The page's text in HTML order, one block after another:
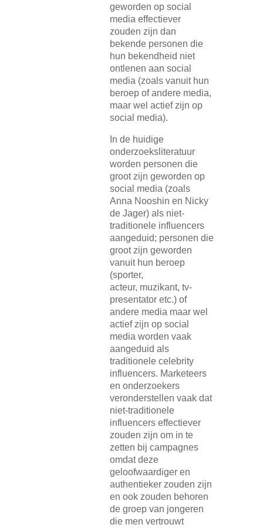
geworden op social
media effectiever
zouden zijn dan
bekende personen die
hun bekendheid niet
ontlenen aan social
media (zoals vanuit hun
beroep of andere media,
maar wel actief zijn op
social media).
In de huidige
onderzoeksliteratuur
worden personen die
groot zijn geworden op
social media (zoals
Anna Nooshin en Nicky
de Jager) als niet-
traditionele influencers
aangeduid; personen die
groot zijn geworden
vanuit hun beroep
(sporter,
acteur, muzikant, tv-
presentator etc.) of
andere media maar wel
actief zijn op social
media worden vaak
aangeduid als
traditionele celebrity
influencers. Marketeers
en onderzoekers
veronderstellen vaak dat
niet-traditionele
influencers effectiever
zouden zijn om in te
zetten bij campagnes
omdat deze
geloofwaardiger en
authentieker zouden zijn
en ook zouden behoren
de groep van jongeren
die men vertrouwt